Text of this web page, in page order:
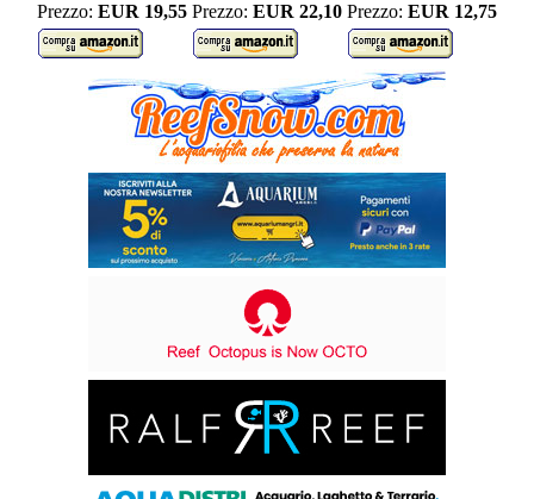
Prezzo: EUR 19,55 Prezzo: EUR 22,10 Prezzo: EUR 12,75